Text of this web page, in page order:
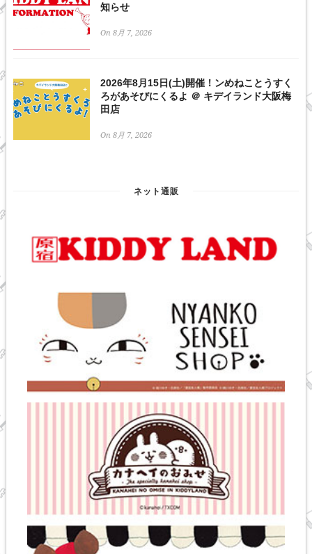
知らせ
On 8月 7, 2026
2026年8月15日(土)開催！ンめねことうすく
ろがあそびにくるよ ＠ キデイランド大阪梅
田店
On 8月 7, 2026
ネット通販